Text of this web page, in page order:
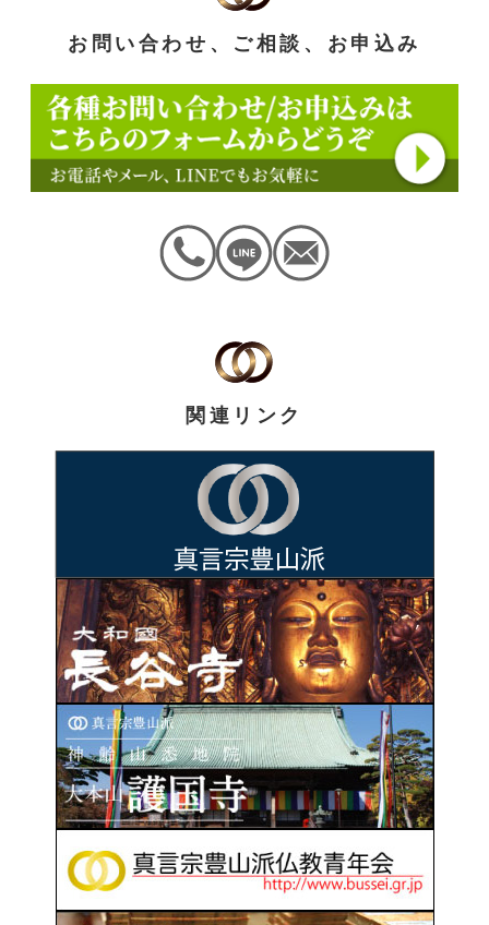
お問い合わせ、ご相談、お申込み
関連リンク